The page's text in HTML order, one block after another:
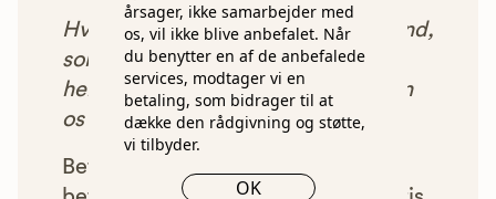
årsager, ikke samarbejder med
os, vil ikke blive anbefalet. Når
du benytter en af de anbefalede
services, modtager vi en
betaling, som bidrager til at
dække den rådgivning og støtte,
vi tilbyder.
OK
Hver gang du benytter en bedemand,
som vi har godkendt, anbefalet og
henvist dig til, betaler bedemanden
os et beløb for denne henvisning.
Betalingen for vores henvisninger